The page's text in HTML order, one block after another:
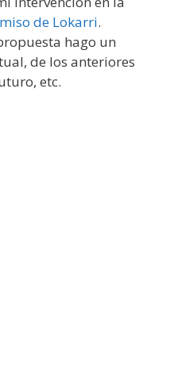
de Lokarri.
hago un
de los anteriores
etc.